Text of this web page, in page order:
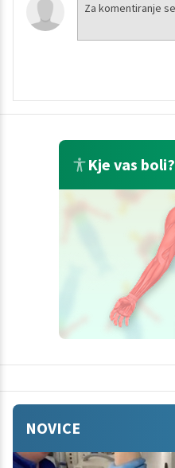
Kje vas boli?
NOVICE